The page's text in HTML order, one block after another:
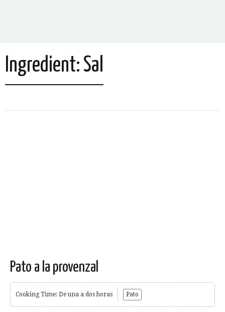
Ingredient: Sal
Pato a la provenzal
Cooking Time: De una a dos horas Pato